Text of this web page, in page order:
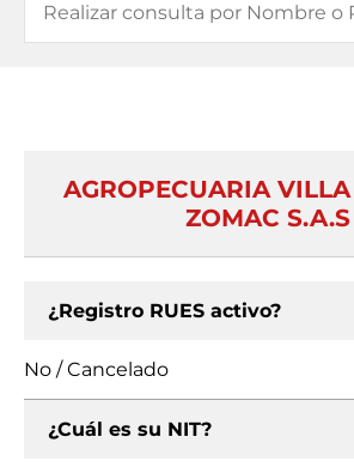
AGROPECUARIA
ZOMAC S.A.S
¿Registro RUES activo?
No / Cancelado
¿Cuál es su NIT?